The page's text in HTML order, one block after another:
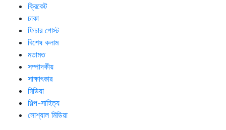
ক্রিকেট
ঢাকা
ফিচার পোস্ট
বিশেষ কলাম
মতামত
সম্পাদকীয়
সাক্ষাৎকার
মিডিয়া
শিল্প-সাহিত্য
সোশ্যাল মিডিয়া